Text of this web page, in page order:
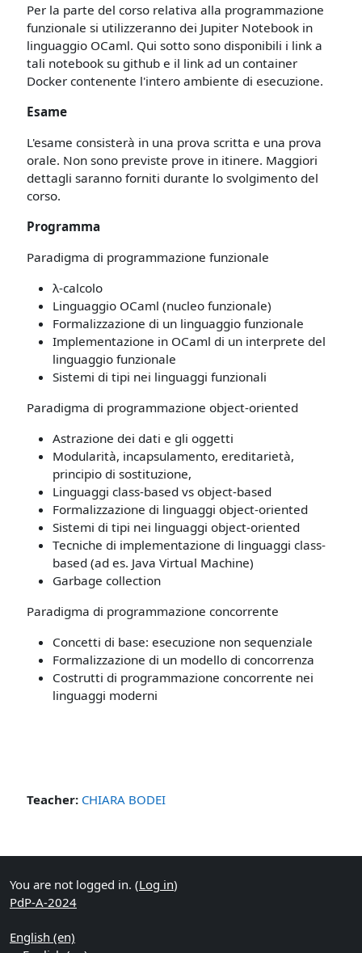
Per la parte del corso relativa alla programmazione
funzionale si utilizzeranno dei Jupiter Notebook in
linguaggio OCaml. Qui sotto sono disponibili i link a
tali notebook su github e il link ad un container
Docker contenente l'intero ambiente di esecuzione.
Esame
L'esame consisterà in una prova scritta e una prova
orale. Non sono previste prove in itinere. Maggiori
dettagli saranno forniti durante lo svolgimento del
corso.
Programma
Paradigma di programmazione funzionale
λ-calcolo
Linguaggio OCaml (nucleo funzionale)
Formalizzazione di un linguaggio funzionale
Implementazione in OCaml di un interprete del
linguaggio funzionale
Sistemi di tipi nei linguaggi funzionali
Paradigma di programmazione object-oriented
Astrazione dei dati e gli oggetti
Modularità, incapsulamento, ereditarietà,
principio di sostituzione,
Linguaggi class-based vs object-based
Formalizzazione di linguaggi object-oriented
Sistemi di tipi nei linguaggi object-oriented
Tecniche di implementazione di linguaggi class-
based (ad es. Java Virtual Machine)
Garbage collection
Paradigma di programmazione concorrente
Concetti di base: esecuzione non sequenziale
Formalizzazione di un modello di concorrenza
Costrutti di programmazione concorrente nei
linguaggi moderni
Teacher: CHIARA BODEI
You are not logged in. (Log in)
PdP-A-2024
English ‎(en)‎